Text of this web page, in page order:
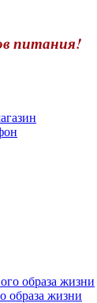
питания!
образа жизни